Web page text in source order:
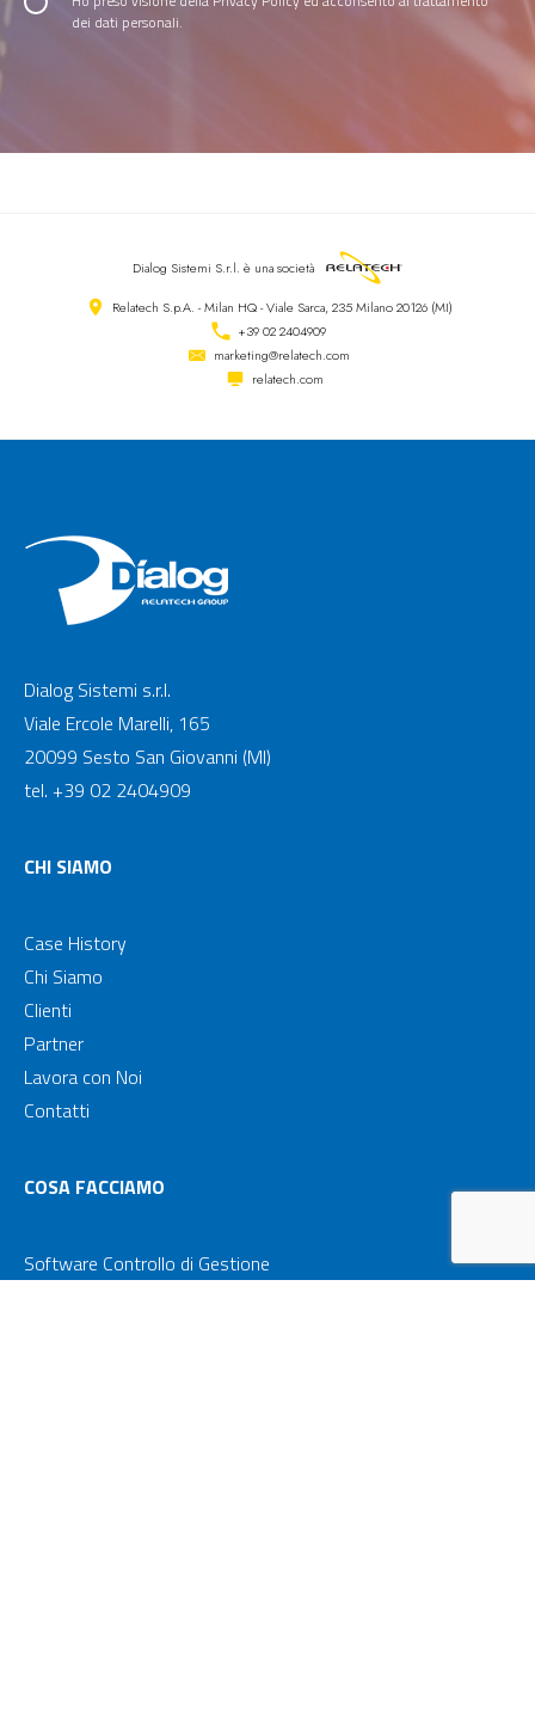
dei dati personali.
Dialog Sistemi S.r.l. è una società
Relatech S.p.A. - Milan HQ - Viale Sarca, 235 Milano 20126 (MI)
+39 02 2404909
marketing@relatech.com
relatech.com
Dialog Sistemi s.r.l.
Viale Ercole Marelli, 165
20099 Sesto San Giovanni (MI)
tel. +39 02 2404909
CHI SIAMO
Case History
Chi Siamo
Clienti
Partner
Lavora con Noi
Contatti
COSA FACCIAMO
Software Controllo di Gestione